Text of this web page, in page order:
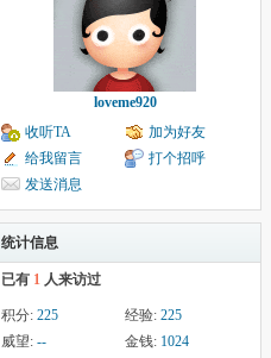
loveme920
收听TA
加为好友
给我留言
打个招呼
发送消息
统计信息
已有 1 人来访过
积分: 225 经验: 225
威望: -- 金钱: 1024